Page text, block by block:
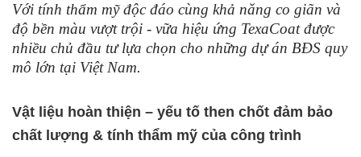
Với tính thẩm mỹ độc đáo cùng khả năng co giãn và
độ bền màu vượt trội - vữa hiệu ứng TexaCoat được
nhiều chủ đầu tư lựa chọn cho những dự án BĐS quy
mô lớn tại Việt Nam.
Vật liệu hoàn thiện – yếu tố then chốt đảm bảo
chất lượng & tính thẩm mỹ của công trình